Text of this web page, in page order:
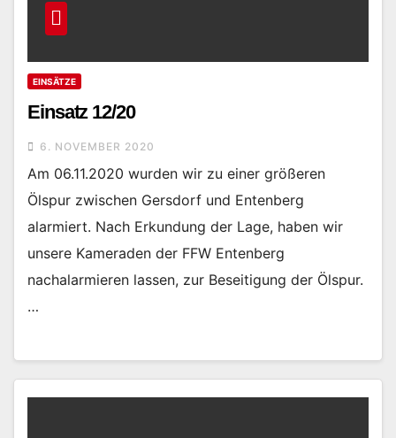
EINSÄTZE
Einsatz 12/20
6. NOVEMBER 2020
Am 06.11.2020 wurden wir zu einer größeren
Ölspur zwischen Gersdorf und Entenberg
alarmiert. Nach Erkundung der Lage, haben wir
unsere Kameraden der FFW Entenberg
nachalarmieren lassen, zur Beseitigung der Ölspur.
…